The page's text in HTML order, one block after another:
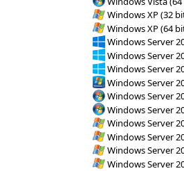
Windows XP (32
Windows XP (64
Windows Server
Windows Server
Windows Server
Windows Server
Windows Server
Windows Server
Windows Server
Windows Server
Windows Server
Windows Server